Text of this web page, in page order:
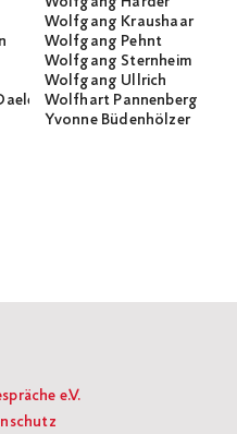
Wolfgang Kraushaar
Wolfgang Pehnt
Wolfgang Sternheim
Wolfgang Ullrich
Wolfhart Pannenberg
Yvonne Büdenhölzer
e.V.